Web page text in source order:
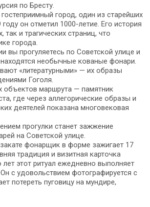
по Бресту.
город, один из старейших
он отметил 1000-летие. Его история
так и трагических страниц, что
города.
вы прогуляетесь по Советской улице и
необычные кованые фонари.
«литературными» — их образы
Гоголя.
маршрута — памятник
где через аллегорические образы и
деятелей показана многовековая
прогулки станет зажжение
на Советской улице.
фонарщик в форме зажигает 17
традиция и визитная карточка
этот ритуал ежедневно выполняет
с удовольствием фотографируется с
потереть пуговицу на мундире,